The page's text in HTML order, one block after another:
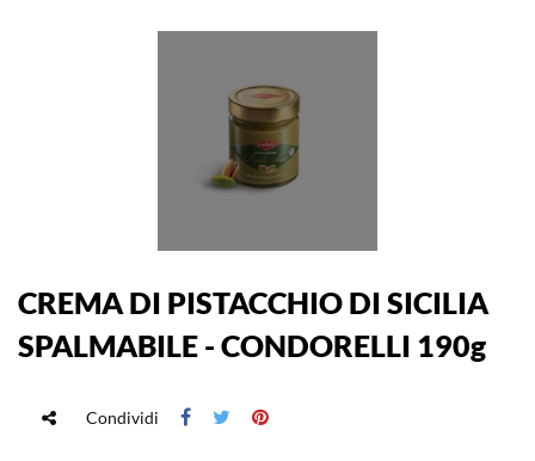
CREMA DI PISTACCHIO DI SICILIA
SPALMABILE - CONDORELLI 190g
Condividi